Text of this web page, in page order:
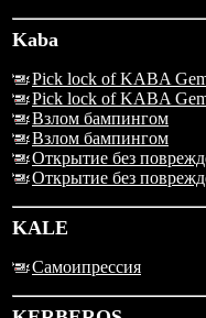
Kaba
Pick lock of KABA
Pick lock of KABA
Взлом бампингом
Взлом бампингом
Открытие без
Открытие без
KALE
Самоипрессия